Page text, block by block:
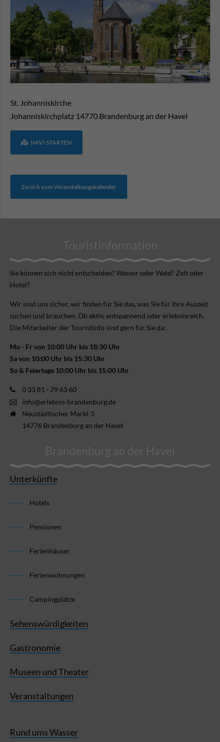
St. Johanniskirche
Johanniskirchplatz 14770 Brandenburg an der Havel
NAVI STARTEN
Zurück zum Veranstaltungskalender
Touristinformation
Sie können sich nicht ent­scheiden? Wasser oder Wald? Zelt oder
Hotel?
Wir sind uns sicher, wir finden für Sie das, was Sie für Ihre Aus­zeit
suchen und brauchen. Ob aktiv, ent­spannend oder erlebnis­reich.
Die Mitarbeiter der Touristinfo sind gern für Sie da:
Mo - Fr von 10:00 Uhr bis 18:30 Uhr
Sa von 10:00 Uhr bis 15:30 Uhr
So & Feiertage 10:00 Uhr bis 15:00 Uhr
0 33 81 - 79 63 60
info@erlebnis-brandenburg.de
Neustädtischer Markt 3
14776 Brandenburg an der Havel
Brandenburg an der Havel
Unterkünfte
Hotels
Pensionen
Ferienhäuser
Ferienwohnungen
Campingplätze
Sehenswürdigkeiten
Gastronomie
Museen und Theater
Veranstaltungen
Rund ums Wasser